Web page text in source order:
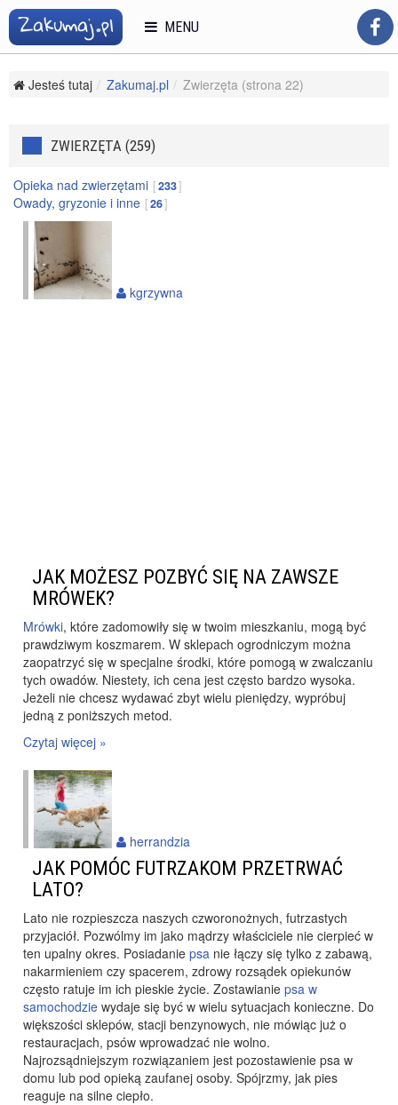
Jesteś tutaj Zakumaj.pl Zwierzęta (strona 22)
ZWIERZĘTA (259)
Opieka nad zwierzętami 233
Owady, gryzonie i inne 26
JAK MOŻESZ POZBYĆ SIĘ NA ZAWSZE
MRÓWEK?
Mrówki, które zadomowiły się w twoim mieszkaniu, mogą być
prawdziwym koszmarem. W sklepach ogrodniczym można
zaopatrzyć się w specjalne środki, które pomogą w zwalczaniu
tych owadów. Niestety, ich cena jest często bardzo wysoka.
Jeżeli nie chcesz wydawać zbyt wielu pieniędzy, wypróbuj
jedną z poniższych metod.
Czytaj więcej »
kgrzywna
JAK POMÓC FUTRZAKOM PRZETRWAĆ
LATO?
Lato nie rozpieszcza naszych czworonożnych, futrzastych
przyjaciół. Pozwólmy im jako mądrzy właściciele nie cierpieć w
ten upalny okres. Posiadanie psa nie łączy się tylko z zabawą,
nakarmieniem czy spacerem, zdrowy rozsądek opiekunów
często ratuje im ich pieskie życie. Zostawianie psa w
samochodzie wydaje się być w wielu sytuacjach konieczne. Do
większości sklepów, stacji benzynowych, nie mówiąc już o
restauracjach, psów wprowadzać nie wolno.
Najrozsądniejszym rozwiązaniem jest pozostawienie psa w
domu lub pod opieką zaufanej osoby. Spójrzmy, jak pies
reaguje na silne ciepło.
herrandzia
MENU